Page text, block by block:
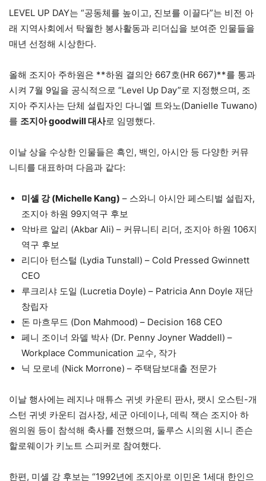
LEVEL UP DAY는 “공동체를 높이고, 진보를 이끌다”는 비전 아
래 지역사회에서 탁월한 봉사활동과 리더십을 보여준 인물들을
매년 선정해 시상한다.
올해 조지아 주하원은 **하원 결의안 667호(HR 667)**를 통과
시켜 7월 9일을 공식적으로 “Level Up Day”로 지정했으며, 조
지아 주지사는 단체 설립자인 다니엘 트와노(Danielle Tuwano)
를 조지아 goodwill 대사로 임명했다.
이날 상을 수상한 인물들은 흑인, 백인, 아시안 등 다양한 커뮤
니티를 대표하며 다음과 같다:
미셸 강 (Michelle Kang) – 스와니 아시안 페스티벌 설립자,
조지아 하원 99지역구 후보
악바르 알리 (Akbar Ali) – 커뮤니티 리더, 조지아 하원 106지
역구 후보
리디아 턴스털 (Lydia Tunstall) – Cold Pressed Gwinnett
CEO
루크리샤 도일 (Lucretia Doyle) – Patricia Ann Doyle 재단
창립자
돈 마흐무드 (Don Mahmood) – Decision 168 CEO
페니 조이너 와델 박사 (Dr. Penny Joyner Waddell) –
Workplace Communication 교수, 작가
닉 모로네 (Nick Morrone) – 주택담보대출 전문가
이날 행사에는 레지나 매튜스 귀넷 카운티 판사, 팻시 오스틴-개
스턴 귀넷 카운티 검사장, 세군 아데이나, 데릭 잭슨 조지아 하
원의원 등이 참석해 축사를 전했으며, 둘루스 시의원 시니 존슨
할로웨이가 키노트 스피커로 참여했다.
한편, 미셸 강 후보는 “1992년에 조지아로 이민온 1세대 한인으